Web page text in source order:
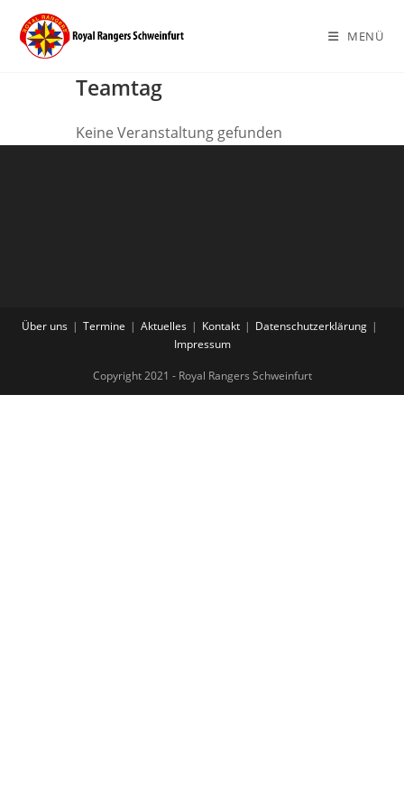
Inhalt
springen
MENÜ
Teamtag
Keine Veranstaltung gefunden
Über uns Termine Aktuelles Kontakt
Datenschutzerklärung
Impressum
Copyright 2021 - Royal Rangers Schweinfurt